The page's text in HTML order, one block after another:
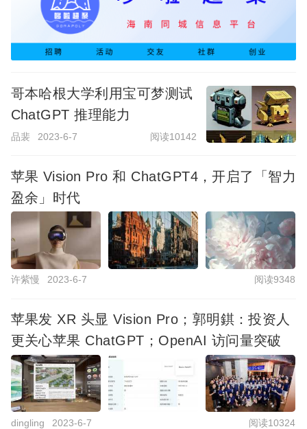
哥本哈根大学利用宝可梦测试
ChatGPT 推理能力
品裴 2023-6-7 阅读10142
苹果 Vision Pro 和 ChatGPT4，开启了「智力
盈余」时代
许紫慢 2023-6-7 阅读9348
苹果发 XR 头显 Vision Pro；郭明錤：投资人
更关心苹果 ChatGPT；OpenAI 访问量突破
dingling 2023-6-7 阅读10324